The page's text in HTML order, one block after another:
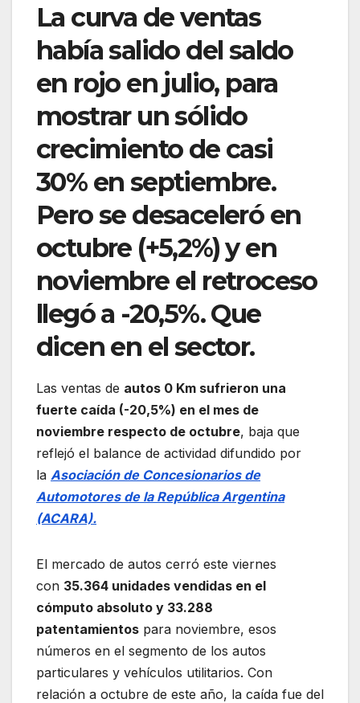
La curva de ventas
había salido del saldo
en rojo en julio, para
mostrar un sólido
crecimiento de casi
30% en septiembre.
Pero se desaceleró en
octubre (+5,2%) y en
noviembre el retroceso
llegó a -20,5%. Que
dicen en el sector.
Las ventas de autos 0 Km sufrieron una
fuerte caída (-20,5%) en el mes de
noviembre respecto de octubre, baja que
reflejó el balance de actividad difundido por
la Asociación de Concesionarios de
Automotores de la República Argentina
(ACARA).
El mercado de autos cerró este viernes
con 35.364 unidades vendidas en el
cómputo absoluto y 33.288
patentamientos para noviembre, esos
números en el segmento de los autos
particulares y vehículos utilitarios. Con
relación a octubre de este año, la caída fue del